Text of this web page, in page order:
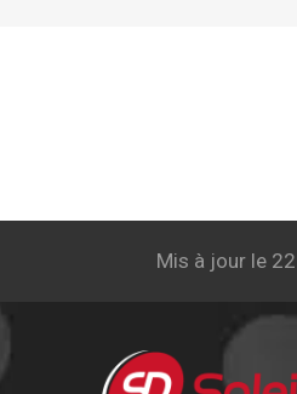
Mis à jour le